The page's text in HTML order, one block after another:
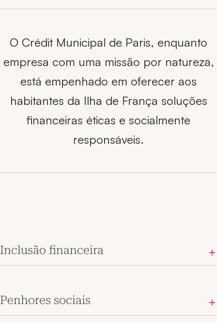
O Crédit Municipal de Paris, enquanto
empresa com uma missão por natureza,
está empenhado em oferecer aos
habitantes da Ilha de França soluções
financeiras éticas e socialmente
responsáveis.
Inclusão financeira
Penhores sociais